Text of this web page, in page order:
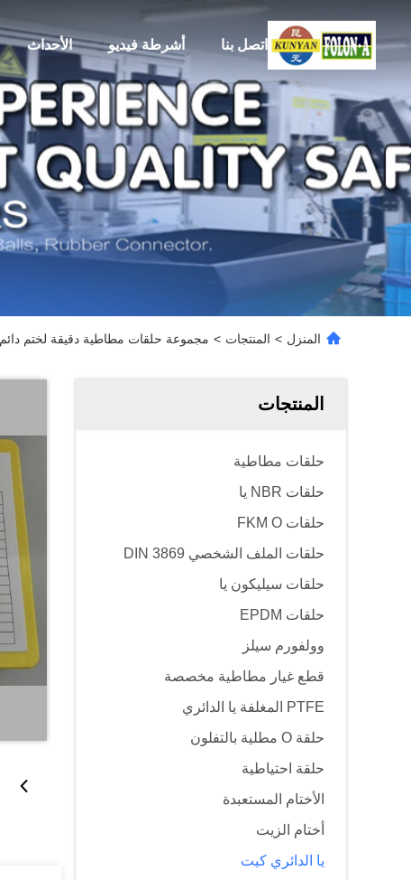
الأحداث أشرطة فيديو اتصل بنا
المنزل > المنتجات > مجموعة حلقات مطاطية دقيقة لختم دائم OR-15
المنتجات
حلقات مطاطية
حلقات NBR يا
حلقات FKM O
حلقات الملف الشخصي DIN 3869
حلقات سيليكون يا
حلقات EPDM
وولفورم سيلز
قطع غيار مطاطية مخصصة
PTFE المغلفة يا الدائري
حلقة O مطلية بالتفلون
حلقة احتياطية
الأختام المستعبدة
أختام الزيت
يا الدائري كيت